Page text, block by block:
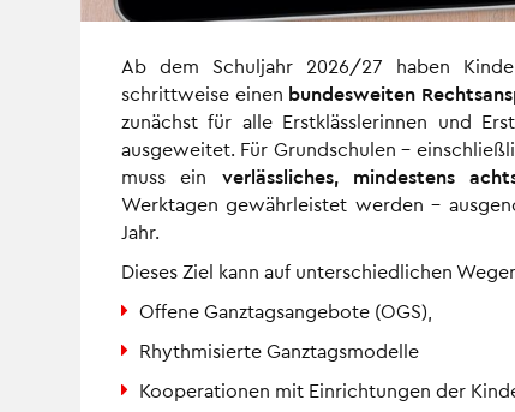
Ab dem Schuljahr 2026/27 haben
schrittweise einen bundesweiten
zunächst für alle Erstklässlerinnen und
ausgeweitet. Für Grundschulen –
muss ein verlässliches, mindestens
Werktagen gewährleistet werden –
Jahr.
Dieses Ziel kann auf unterschiedlichen
Offene Ganztagsangebote (OGS),
Rhythmisierte Ganztagsmodelle
Kooperationen mit Einrichtungen der